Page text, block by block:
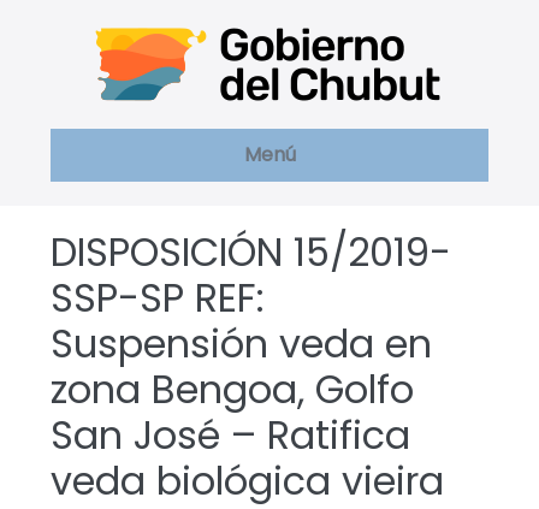
Menú
DISPOSICIÓN 15/2019-
SSP-SP REF:
Suspensión veda en
zona Bengoa, Golfo
San José – Ratifica
veda biológica vieira